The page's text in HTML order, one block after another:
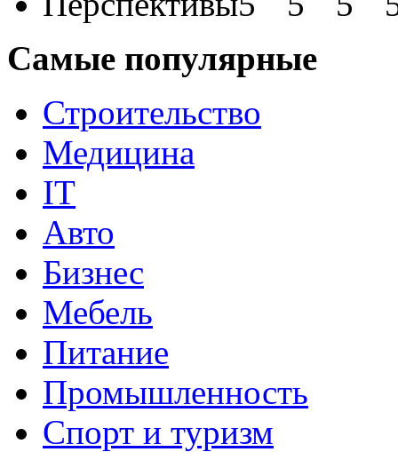
Самые популярные
Строительство
Медицина
IT
Авто
Бизнес
Мебель
Питание
Промышленность
Спорт и туризм